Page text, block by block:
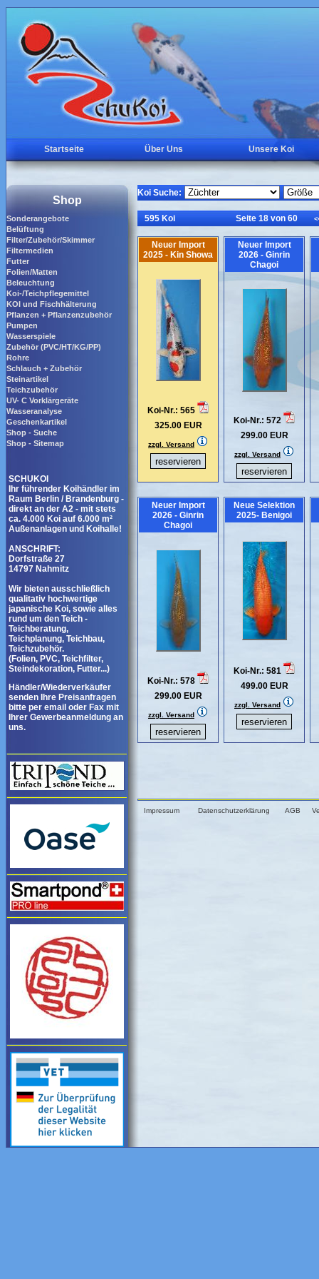
Startseite Über Uns Unsere Koi
Shop
Sonderangebote
Belüftung
Filter/Zubehör/Skimmer
Filtermedien
Futter
Folien/Matten
Beleuchtung
Koi-/Teichpflegemittel
KOI und Fischhälterung
Pflanzen + Pflanzenzubehör
Pumpen
Wasserspiele
Zubehör (PVC/HT/KG/PP)
Rohre
Schlauch + Zubehör
Steinartikel
Teichzubehör
UV- C Vorklärgeräte
Wasseranalyse
Geschenkartikel
Shop - Suche
Shop - Sitemap
SCHUKOI
Ihr führender Koihändler im
Raum Berlin / Brandenburg -
direkt an der A2 - mit stets
ca. 4.000 Koi auf 6.000 m²
Außenanlagen und Koihalle!
ANSCHRIFT:
Dorfstraße 27
14797 Nahmitz
Wir bieten ausschließlich
qualitativ hochwertige
japanische Koi, sowie alles
rund um den Teich -
Teichberatung,
Teichplanung, Teichbau,
Teichzubehör.
(Folien, PVC, Teichfilter,
Steindekoration, Futter...)
Händler/Wiederverkäufer
senden Ihre Preisanfragen
bitte per email oder Fax mit
Ihrer Gewerbeanmeldung an
uns.
Koi Suche:
595 Koi Seite 18 von 60
Neuer Import
2025 - Kin Showa
Koi-Nr.: 565
325.00 EUR
zzgl. Versand
Neuer Import
2026 - Ginrin
Chagoi
Koi-Nr.: 572
299.00 EUR
zzgl. Versand
Neuer Import
2026 - Ginrin
Chagoi
Koi-Nr.: 578
299.00 EUR
zzgl. Versand
Neue Selektion
2025- Benigoi
Koi-Nr.: 581
499.00 EUR
zzgl. Versand
Impressum Datenschutzerklärung AGB